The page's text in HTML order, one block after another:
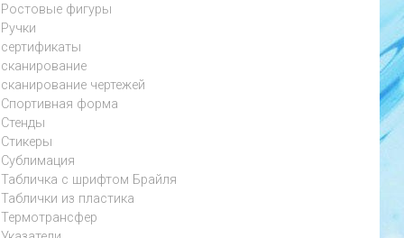
Ростовые фигуры
Ручки
сертификаты
сканирование
сканирование чертежей
Спортивная форма
Стенды
Стикеры
Сублимация
Табличка с шрифтом Брайля
Таблички из пластика
Термотрансфер